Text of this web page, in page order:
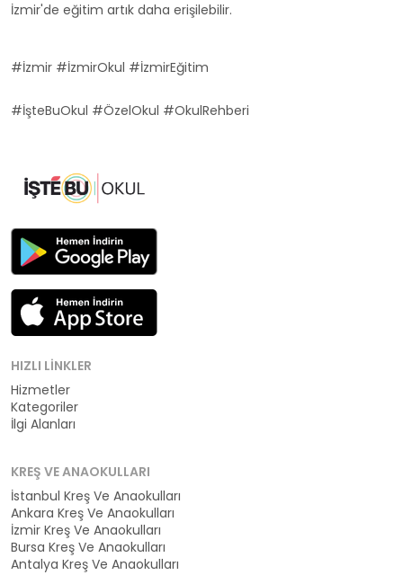
İzmir'de eğitim artık daha erişilebilir.
#İzmir #İzmirOkul #İzmirEğitim
#İşteBuOkul #ÖzelOkul #OkulRehberi
HIZLI LINKLER
Hizmetler
Kategoriler
İlgi Alanları
KREŞ VE ANAOKULLARI
İstanbul Kreş Ve Anaokulları
Ankara Kreş Ve Anaokulları
İzmir Kreş Ve Anaokulları
Bursa Kreş Ve Anaokulları
Antalya Kreş Ve Anaokulları